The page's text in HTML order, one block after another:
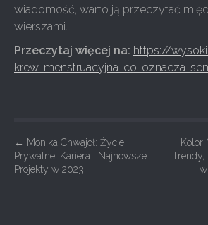
wiadomość, warto ją przeczytać
wierszami.
Przeczytaj więcej na: https://
krew-menstruacyjna-co-oznacza-
P
o
← Monika Chwajoł: Życie
Prywatne, Kariera i Najnowsze
Projekty w 2023
Kolor
Trendy,